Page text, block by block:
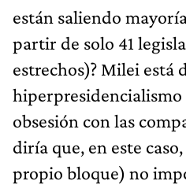
están saliendo
partir de solo 41
estrechos)? Milei está
hiperpresidencialismo
obsesión con las
diría que, en este
propio bloque) no